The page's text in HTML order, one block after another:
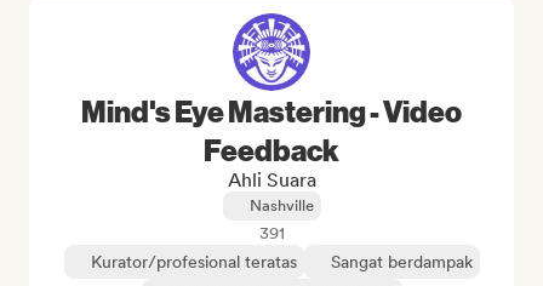
Mind's Eye Mastering - Video
Feedback
Ahli Suara
Nashville
391
Kurator/profesional teratas
Sangat berdampak